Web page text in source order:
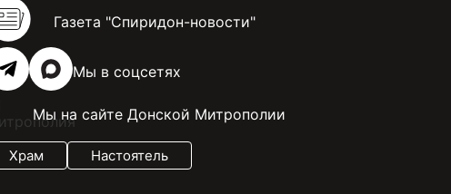
Газета "Спиридон-новости"
Мы в соцсетях
Мы на сайте Донской Митрополии
Храм Настоятель